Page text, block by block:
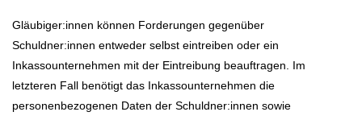
Gläubiger:innen können Forderungen gegenüber
Schuldner:innen entweder selbst eintreiben oder ein
Inkassounternehmen mit der Eintreibung beauftragen. Im
letzteren Fall benötigt das Inkassounternehmen die
personenbezogenen Daten der Schuldner:innen sowie